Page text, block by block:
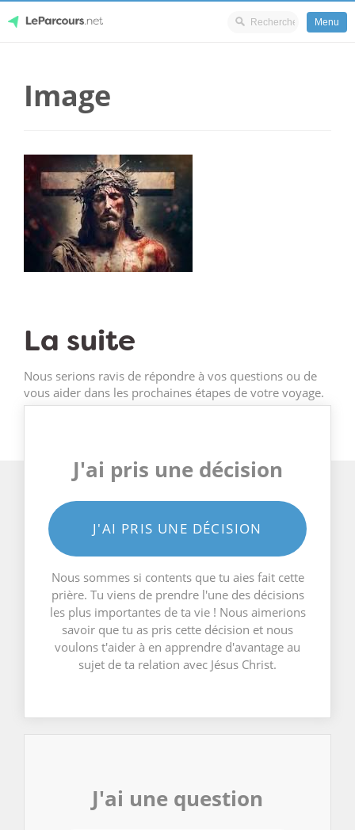
content
Menu
Image
La suite
Nous serions ravis de répondre à vos questions ou de
vous aider dans les prochaines étapes de votre voyage.
J'ai pris une décision
J'AI PRIS UNE DÉCISION
Nous sommes si contents que tu aies fait cette
prière. Tu viens de prendre l'une des décisions
les plus importantes de ta vie ! Nous aimerions
savoir que tu as pris cette décision et nous
voulons t'aider à en apprendre d'avantage au
sujet de ta relation avec Jésus Christ.
J'ai une question